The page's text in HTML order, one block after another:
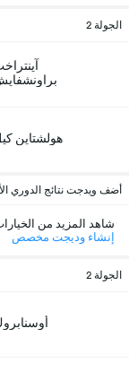
الجولة 2
هولشتاين
أضف ويدجت نتائج الدوري
شاهد المزيد من
إنشاء وديجت مخصص
الجولة 2